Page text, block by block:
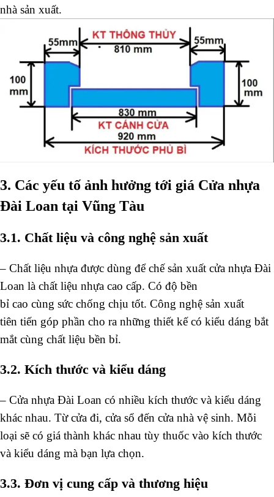
nhà sản xuất.
3. Các yếu tố ảnh hưởng tới giá Cửa nhựa
Đài Loan tại Vũng Tàu
3.1. Chất liệu và công nghệ sản xuất
– Chất liệu nhựa được dùng để chếsản xuất cửa nhựa Đài
Loan là chất liệu nhựa cao cấp. Có độ bền
bỉ cao cùng sức chống chịu tốt. Công nghệ sản xuất
tiên tiến góp phần cho ra những thiết kếcó kiểu dáng bắt
mắt cùng chất liệu bền bỉ.
3.2. Kích thước và kiểu dáng
– Cửa nhựa Đài Loan có nhiều kích thước và kiểu dáng
khác nhau. Từ cửa đi, cửa sổ đến cửa nhà vệ sinh. Mỗi
loại sẽ có giá thành khác nhau tùy thuốc vào kích thước
và kiểu dáng mà bạn lựa chọn.
3.3. Đơn vị cung cấp và thương hiệu